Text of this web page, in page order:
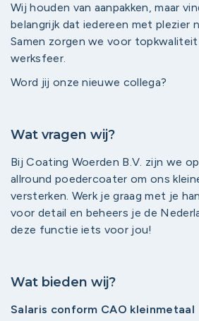
Wij houden van aanpakken, maar
belangrijk dat iedereen met plezier
Samen zorgen we voor
werksfeer.
Word jij onze nieuwe collega?
Wat vragen wij?
Bij Coating Woerden B.V. zijn we
allround poedercoater om ons
versterken. Werk je graag met je
voor detail en beheers je de
deze functie iets voor jou!
Wat bieden wij?
Salaris conform CAO kleinmetaal